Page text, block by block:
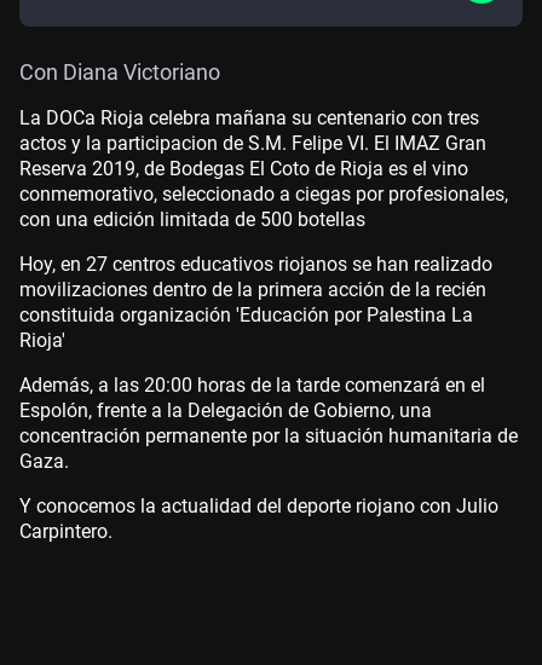
Con Diana Victoriano
La DOCa Rioja celebra mañana su centenario con tres
actos y la participacion de S.M. Felipe VI. El IMAZ Gran
Reserva 2019, de Bodegas El Coto de Rioja es el vino
conmemorativo, seleccionado a ciegas por profesionales,
con una edición limitada de 500 botellas
Hoy, en 27 centros educativos riojanos se han realizado
movilizaciones dentro de la primera acción de la recién
constituida organización 'Educación por Palestina La
Rioja'
Además, a las 20:00 horas de la tarde comenzará en el
Espolón, frente a la Delegación de Gobierno, una
concentración permanente por la situación humanitaria de
Gaza.
Y conocemos la actualidad del deporte riojano con Julio
Carpintero.